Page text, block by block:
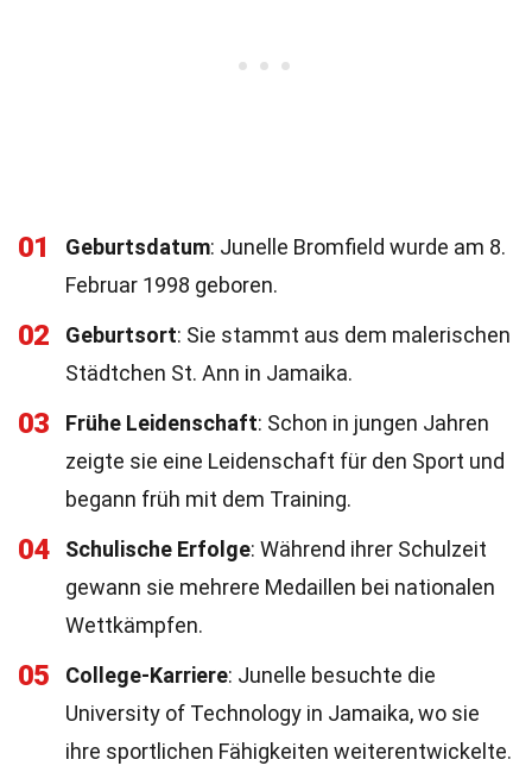
01 Geburtsdatum: Junelle Bromfield wurde am 8.
Februar 1998 geboren.
02 Geburtsort: Sie stammt aus dem malerischen
Städtchen St. Ann in Jamaika.
03 Frühe Leidenschaft: Schon in jungen Jahren
zeigte sie eine Leidenschaft für den Sport und
begann früh mit dem Training.
04 Schulische Erfolge: Während ihrer Schulzeit
gewann sie mehrere Medaillen bei nationalen
Wettkämpfen.
05 College-Karriere: Junelle besuchte die
University of Technology in Jamaika, wo sie
ihre sportlichen Fähigkeiten weiterentwickelte.